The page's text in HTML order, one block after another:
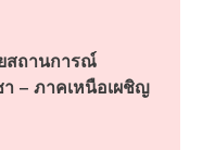
สถานการณ์
– ภาคเหนือเผชิญ